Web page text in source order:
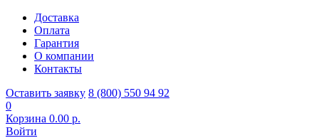
Доставка
Оплата
Гарантия
О компании
Контакты
Оставить заявку 8 (800) 550 94 92
0
Корзина 0.00 р.
Войти